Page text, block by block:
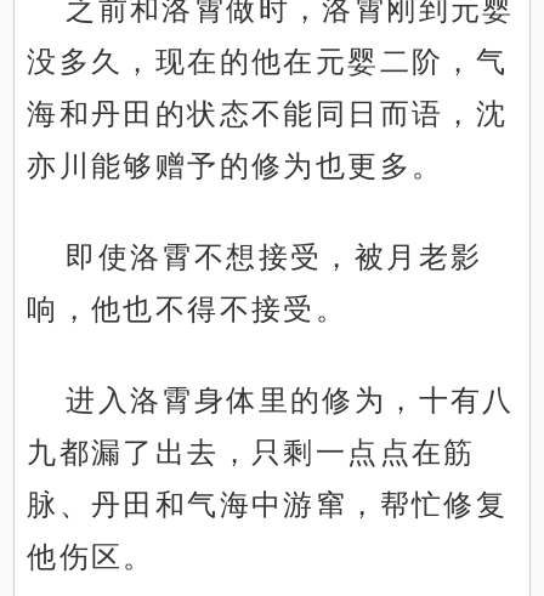
之前和洛霄做时，洛霄刚到元婴
没多久，现在的他在元婴二阶，气
海和丹田的状态不能同日而语，沈
亦川能够赠予的修为也更多。
即使洛霄不想接受，被月老影
响，他也不得不接受。
进入洛霄身体里的修为，十有八
九都漏了出去，只剩一点点在筋
脉、丹田和气海中游窜，帮忙修复
他伤区。